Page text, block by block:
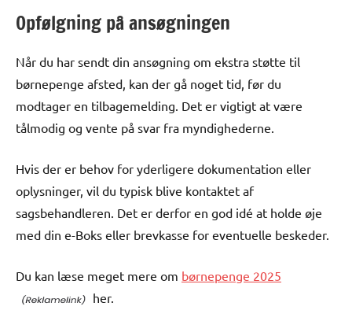
Opfølgning på ansøgningen
Når du har sendt din ansøgning om ekstra støtte til
børnepenge afsted, kan der gå noget tid, før du
modtager en tilbagemelding. Det er vigtigt at være
tålmodig og vente på svar fra myndighederne.
Hvis der er behov for yderligere dokumentation eller
oplysninger, vil du typisk blive kontaktet af
sagsbehandleren. Det er derfor en god idé at holde øje
med din e-Boks eller brevkasse for eventuelle beskeder.
Du kan læse meget mere om børnepenge 2025
her.